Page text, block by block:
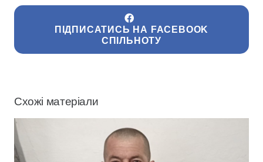
ПІДПИСАТИСЬ НА FACEBOOK
СПІЛЬНОТУ
Схожі матеріали